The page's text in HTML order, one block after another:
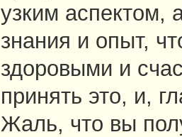
узким аспектом,
знания и опыт,
здоровыми и
принять это, и,
Жаль, что вы